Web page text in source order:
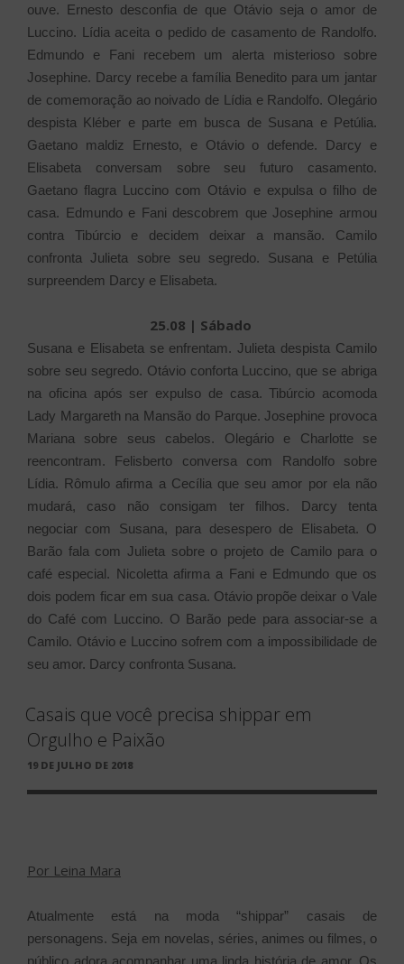
ouve. Ernesto desconfia de que Otávio seja o amor de
Luccino. Lídia aceita o pedido de casamento de Randolfo.
Edmundo e Fani recebem um alerta misterioso sobre
Josephine. Darcy recebe a família Benedito para um jantar
de comemoração ao noivado de Lídia e Randolfo. Olegário
despista Kléber e parte em busca de Susana e Petúlia.
Gaetano maldiz Ernesto, e Otávio o defende. Darcy e
Elisabeta conversam sobre seu futuro casamento.
Gaetano flagra Luccino com Otávio e expulsa o filho de
casa. Edmundo e Fani descobrem que Josephine armou
contra Tibúrcio e decidem deixar a mansão. Camilo
confronta Julieta sobre seu segredo. Susana e Petúlia
surpreendem Darcy e Elisabeta.
25.08 | Sábado
Susana e Elisabeta se enfrentam. Julieta despista Camilo
sobre seu segredo. Otávio conforta Luccino, que se abriga
na oficina após ser expulso de casa. Tibúrcio acomoda
Lady Margareth na Mansão do Parque. Josephine provoca
Mariana sobre seus cabelos. Olegário e Charlotte se
reencontram. Felisberto conversa com Randolfo sobre
Lídia. Rômulo afirma a Cecília que seu amor por ela não
mudará, caso não consigam ter filhos. Darcy tenta
negociar com Susana, para desespero de Elisabeta. O
Barão fala com Julieta sobre o projeto de Camilo para o
café especial. Nicoletta afirma a Fani e Edmundo que os
dois podem ficar em sua casa. Otávio propõe deixar o Vale
do Café com Luccino. O Barão pede para associar-se a
Camilo. Otávio e Luccino sofrem com a impossibilidade de
seu amor. Darcy confronta Susana.
Casais que você precisa shippar em
Orgulho e Paixão
PUBLICADO
19 DE JULHO DE 2018
Por Leina Mara
Atualmente está na moda “shippar” casais de
personagens. Seja em novelas, séries, animes ou filmes, o
público adora acompanhar uma linda história de amor. Os